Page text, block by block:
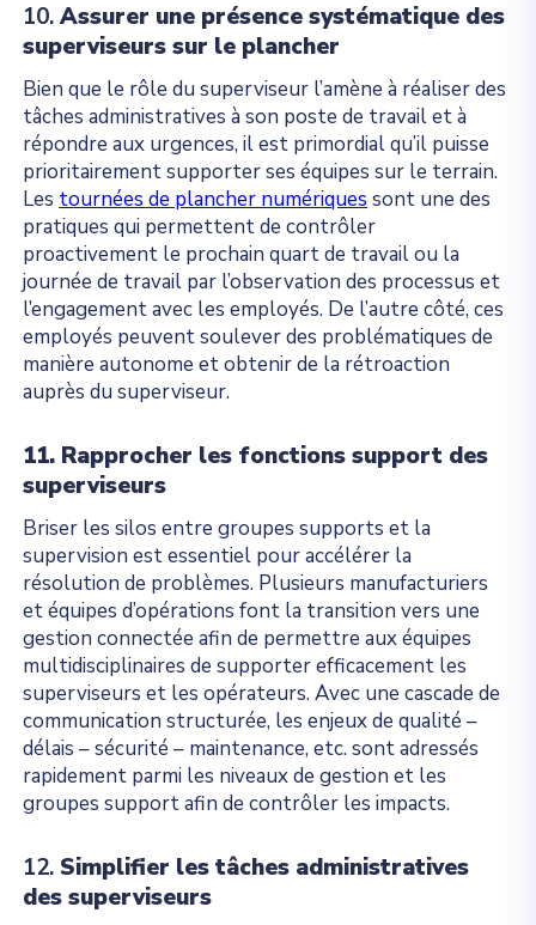
10.Assurer une présence systématique des
superviseurs sur le plancher
Bien que le rôle du superviseur l’amène à réaliser des
tâches administratives à son poste de travail et à
répondre aux urgences, il est primordial qu’il puisse
prioritairement supporter ses équipes sur le terrain.
Les tournées de plancher numériques sont une des
pratiques qui permettent de contrôler
proactivement le prochain quart de travail ou la
journée de travail par l’observation des processus et
l’engagement avec les employés. De l’autre côté, ces
employés peuvent soulever des problématiques de
manière autonome et obtenir de la rétroaction
auprès du superviseur.
11. Rapprocher les fonctions support des
superviseurs
Briser les silos entre groupes supports et la
supervision est essentiel pour accélérer la
résolution de problèmes. Plusieurs manufacturiers
et équipes d’opérations font la transition vers une
gestion connectée afin de permettre aux équipes
multidisciplinaires de supporter efficacement les
superviseurs et les opérateurs. Avec une cascade de
communication structurée, les enjeux de qualité –
délais – sécurité – maintenance, etc. sont adressés
rapidement parmi les niveaux de gestion et les
groupes support afin de contrôler les impacts.
12. Simplifier les tâches administratives
des superviseurs